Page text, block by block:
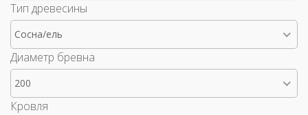
Тип древесины
Сосна/ель
Диаметр бревна
200
Кровля